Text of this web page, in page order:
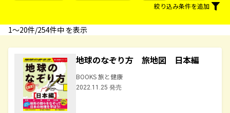
絞り込み条件を追加
1〜20件/254件中 を表示
地球のなぞり方 旅地図 日本編
BOOKS 旅と健康
2022.11.25 発売